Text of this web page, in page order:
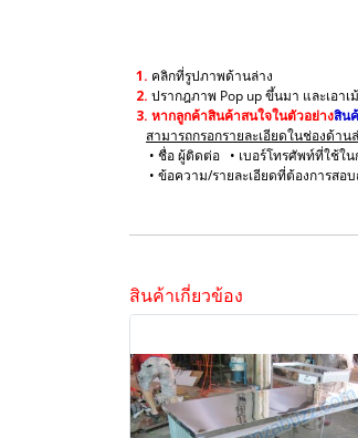
1. คลิกที่รูปภาพด้านล่าง
2. ปรากฎภาพ Pop up ขึ้นมา และเอา
3. หากลูกค้าสินค้าสนใจในตัวอย่างสิน
สามารถกรอกรายละเอียดในช่องด้าน
• ชื่อ ผู้ติดต่อ • เบอร์โทรศัพท์ที่ใช้ใน
• ข้อความ/รายละเอียดที่ต้องการสอบ
สินค้าเกี่ยวข้อง